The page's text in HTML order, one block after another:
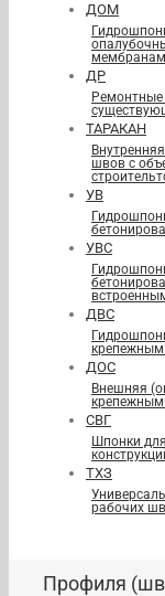
ДОМ
ДР
ТАРАКАН
швов с
УВ
УВС
ДВС
ДОС
Внешняя
СВГ
Шпонки
ТХЗ
рабочих
Профиля